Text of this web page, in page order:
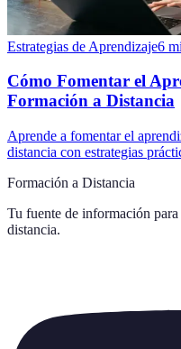
Estrategias de Aprendizaje6
Cómo Fomentar el
Formación a Distancia
Aprende a fomentar el
distancia con estrategias
Formación a Distancia
Tu fuente de información para
distancia.